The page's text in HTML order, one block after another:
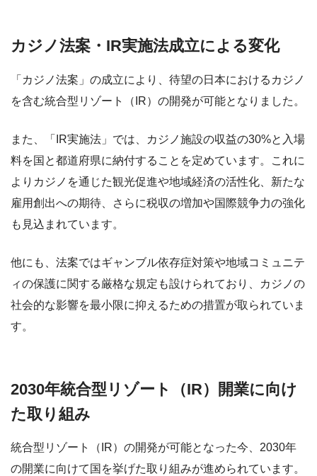
カジノ法案・IR実施法成立による変化
「カジノ法案」の成立により、待望の日本におけるカジノ
を含む統合型リゾート（IR）の開発が可能となりました。
また、「IR実施法」では、カジノ施設の収益の30%と入場
料を国と都道府県に納付することを定めています。これに
よりカジノを通じた観光促進や地域経済の活性化、新たな
雇用創出への期待、さらに税収の増加や国際競争力の強化
も見込まれています。
他にも、法案ではギャンブル依存症対策や地域コミュニテ
ィの保護に関する厳格な規定も設けられており、カジノの
社会的な影響を最小限に抑えるための措置が取られていま
す。
2030年統合型リゾート（IR）開業に向け
た取り組み
統合型リゾート（IR）の開発が可能となった今、2030年
の開業に向けて国を挙げた取り組みが進められています。